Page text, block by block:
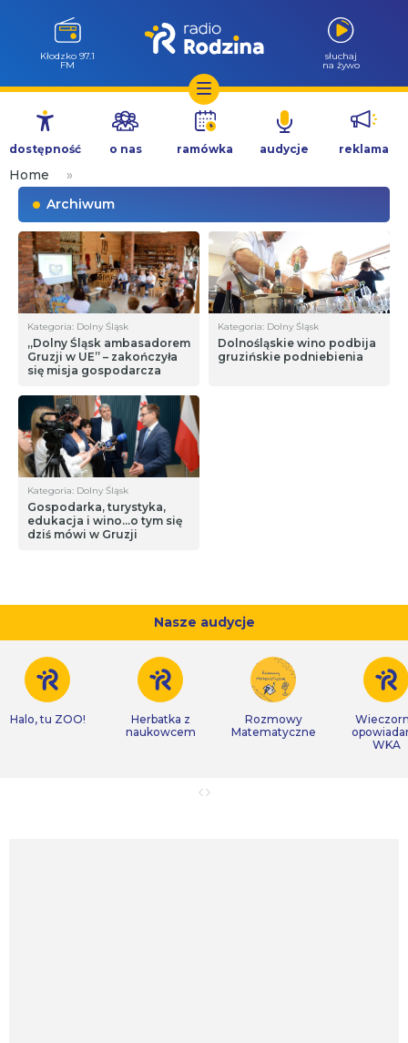
Przejdź
treści
Kłodzko 97.1
FM
słuchaj
na żywo
dostępność o nas ramówka audycje reklama
Home
»
Archiwum
Kategoria: Dolny Śląsk
„Dolny Śląsk ambasadorem
Gruzji w UE” – zakończyła
się misja gospodarcza
Kategoria: Dolny Śląsk
Dolnośląskie wino podbija
gruzińskie podniebienia
Kategoria: Dolny Śląsk
Gospodarka, turystyka,
edukacja i wino…o tym się
dziś mówi w Gruzji
Nasze audycje
Halo, tu ZOO!
Herbatka z
naukowcem
Rozmowy
Matematyczne
WKA